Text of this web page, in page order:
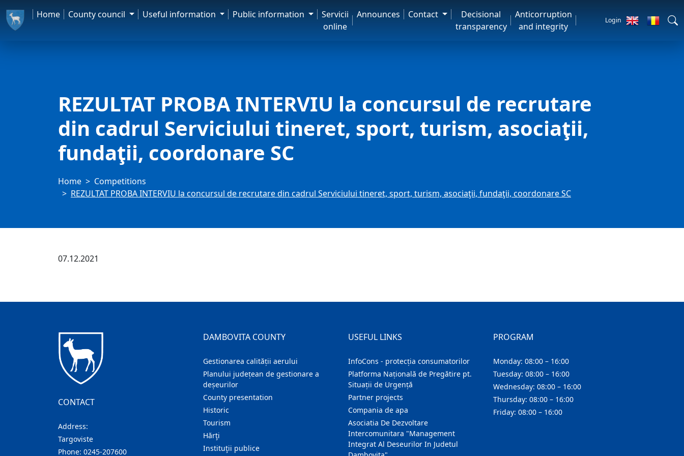
Home County council Useful information Public information
Servicii
online
Announces Contact
Decisional
transparency
Anticorruption
and integrity
Login
REZULTAT PROBA INTERVIU la concursul de recrutare
din cadrul Serviciului tineret, sport, turism, asociaţii,
fundaţii, coordonare SC
Home
Competitions
REZULTAT PROBA INTERVIU la concursul de recrutare din cadrul Serviciului tineret, sport, turism, asociaţii, fundaţii, coordonare SC
07.12.2021
CONTACT
Address:
Targoviste
Phone: 0245-207600
DAMBOVITA COUNTY
Gestionarea calității aerului
Planului județean de gestionare a
deșeurilor
County presentation
Historic
Tourism
Hărţi
Instituţii publice
USEFUL LINKS
InfoCons - protecția consumatorilor
Platforma Națională de Pregătire pt.
Situații de Urgență
Partner projects
Compania de apa
Asociatia De Dezvoltare
Intercomunitara "Management
Integrat Al Deseurilor In Judetul
PROGRAM
Monday: 08:00 – 16:00
Tuesday: 08:00 – 16:00
Wednesday: 08:00 – 16:00
Thursday: 08:00 – 16:00
Friday: 08:00 – 16:00